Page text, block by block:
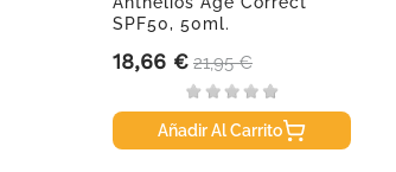
SPF50, 50ml.
Precio
18,66 € Precio base
21,95 €
Añadir Al Carrito